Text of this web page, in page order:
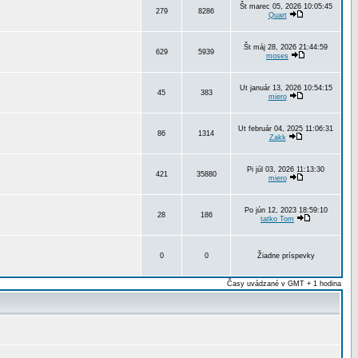
279 8286
Št marec 05, 2026 10:05:45
Quart
629 5939
Št máj 28, 2026 21:44:59
moses
45 383
Ut január 13, 2026 10:54:15
miero
86 1314
Ut február 04, 2025 11:06:31
Zakk
421 35880
Pi júl 03, 2026 11:13:30
miero
28 186
Po jún 12, 2023 18:59:10
tatko Tom
0 0 Žiadne príspevky
Časy uvádzané v GMT + 1 hodina